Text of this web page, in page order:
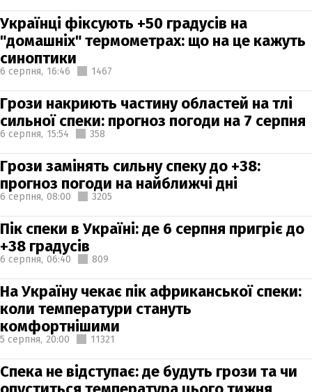
Українці фіксують +50 градусів на
"домашніх" термометрах: що на це кажуть
синоптики
6 серпня, 16:46 1467
Грози накриють частину областей на тлі
сильної спеки: прогноз погоди на 7 серпня
6 серпня, 15:54 358
Грози замінять сильну спеку до +38:
прогноз погоди на найближчі дні
6 серпня, 08:00 3205
Пік спеки в Україні: де 6 серпня пригріє до
+38 градусів
6 серпня, 06:40 809
На Україну чекає пік африканської спеки:
коли температури стануть
комфортнішими
5 серпня, 20:00 11321
Спека не відступає: де будуть грози та чи